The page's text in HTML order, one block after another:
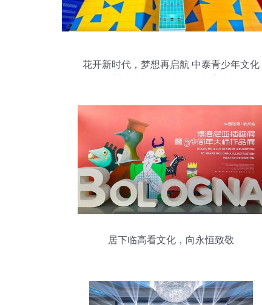
花开新时代，梦想再启航 中泰青少年文化
居下临高看文化，向永恒致敬